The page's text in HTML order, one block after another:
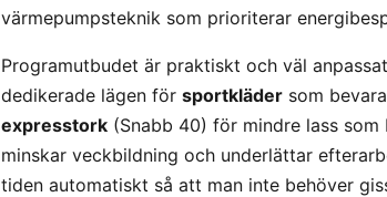
värmepumpsteknik som prioriterar
Programutbudet är praktiskt och väl
dedikerade lägen för sportkläder som
expresstork (Snabb 40) för mindre lass
minskar veckbildning och underlättar
tiden automatiskt så att man inte behöver